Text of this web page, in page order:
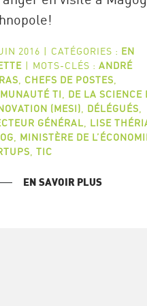
2016 | CATÉGORIES : EN
| MOTS-CLÉS : ANDRÉ
CHEFS DE POSTES
TI
DE LA SCIENCE
(MESI)
DÉLÉGUÉS
GÉNÉRAL
LISE
MINISTÈRE DE
TIC
EN SAVOIR PLUS